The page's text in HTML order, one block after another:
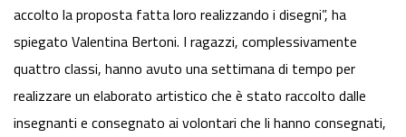
accolto la proposta fatta loro realizzando i disegni”, ha
spiegato Valentina Bertoni. I ragazzi, complessivamente
quattro classi, hanno avuto una settimana di tempo per
realizzare un elaborato artistico che è stato raccolto dalle
insegnanti e consegnato ai volontari che li hanno consegnati,